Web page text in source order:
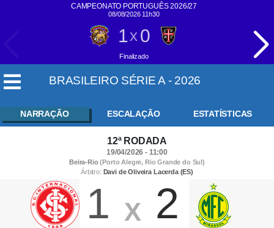
CAMPEONATO PORTUGUÊS 2026/27
08/08/2026 11h30
1x 0
Finalizado
BRASILEIRO SÉRIE A - 2026
NARRAÇÃO ESCALAÇÃO ESTATÍSTICAS
12ª RODADA
19/04/2026 - 11:00
Beira-Rio(Porto Alegre, Rio Grande do Sul)
Árbitro: Davi de Oliveira Lacerda (ES)
1 X 2